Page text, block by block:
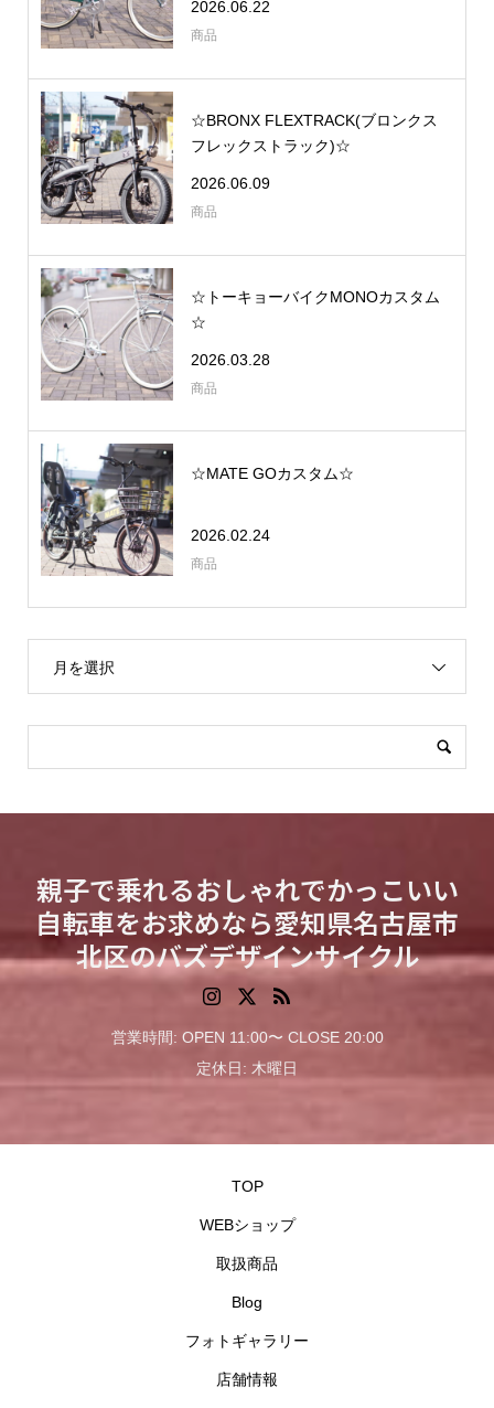
2026.06.22
商品
☆BRONX FLEXTRACK(ブロンクス
フレックストラック)☆
2026.06.09
商品
☆トーキョーバイクMONOカスタム
☆
2026.03.28
商品
☆MATE GOカスタム☆
2026.02.24
商品
月を選択
親子で乗れるおしゃれでかっこいい
自転車をお求めなら愛知県名古屋市
北区のバズデザインサイクル
営業時間: OPEN 11:00〜 CLOSE 20:00
定休日: 木曜日
TOP
WEBショップ
取扱商品
Blog
フォトギャラリー
店舗情報